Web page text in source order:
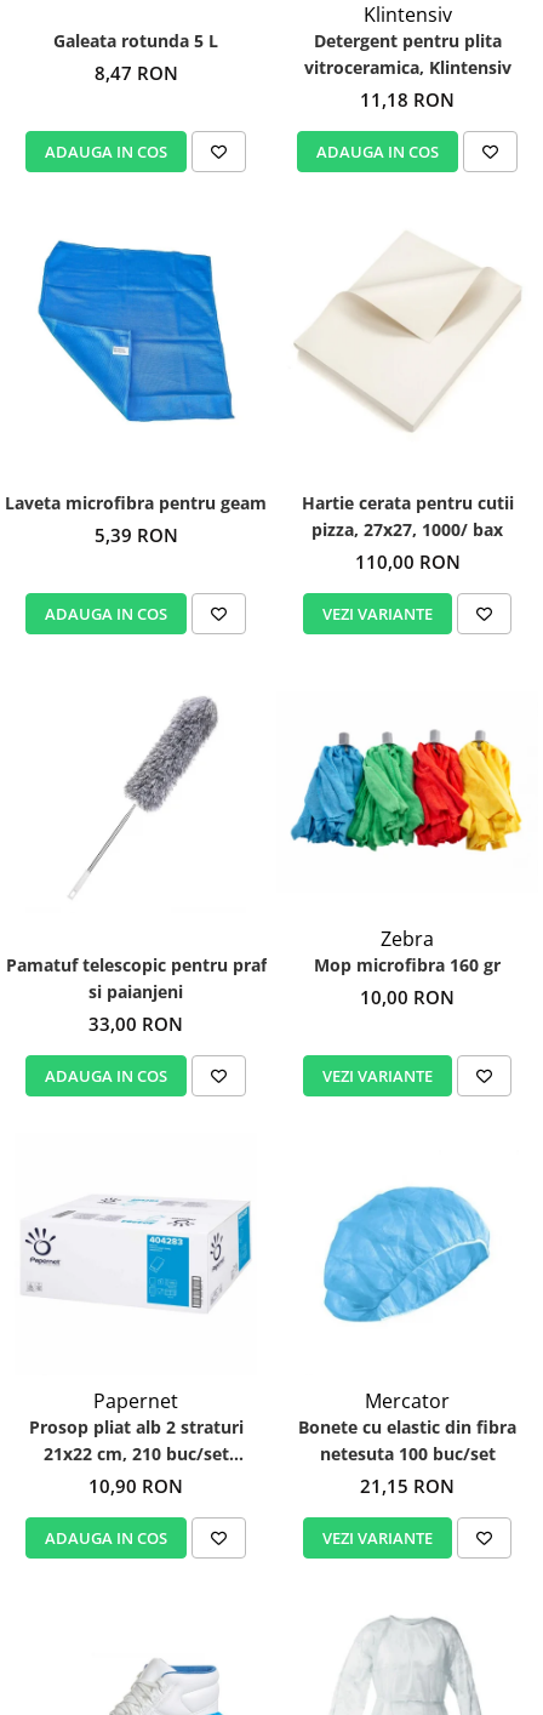
Galeata rotunda 5 L
8,47 RON
ADAUGA IN COS
Klintensiv
Detergent pentru plita
vitroceramica, Klintensiv
11,18 RON
ADAUGA IN COS
Laveta microfibra pentru geam
5,39 RON
ADAUGA IN COS
Hartie cerata pentru cutii
pizza, 27x27, 1000/ bax
110,00 RON
VEZI VARIANTE
Pamatuf telescopic pentru praf
si paianjeni
33,00 RON
ADAUGA IN COS
Zebra
Mop microfibra 160 gr
10,00 RON
VEZI VARIANTE
Papernet
Prosop pliat alb 2 straturi
21x22 cm, 210 buc/set
Papernet 404283
10,90 RON
ADAUGA IN COS
Mercator
Bonete cu elastic din fibra
netesuta 100 buc/set
21,15 RON
VEZI VARIANTE